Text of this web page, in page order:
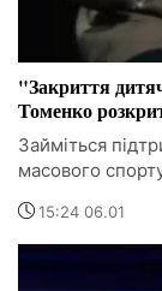
"Закриття
Томенко
Займіться
масового
15:24 06.01